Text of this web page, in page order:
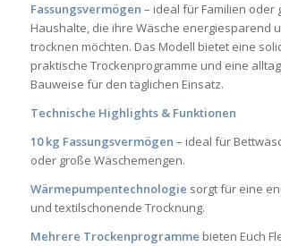
Fassungsvermögen – ideal für Familien oder
Haushalte, die ihre Wäsche energiesparend
trocknen möchten. Das Modell bietet eine
praktische Trockenprogramme und eine
Bauweise für den täglichen Einsatz.
Technische Highlights & Funktionen
10 kg Fassungsvermögen – ideal für
oder große Wäschemengen.
Wärmepumpentechnologie sorgt für eine
und textilschonende Trocknung.
Mehrere Trockenprogramme bieten Euch